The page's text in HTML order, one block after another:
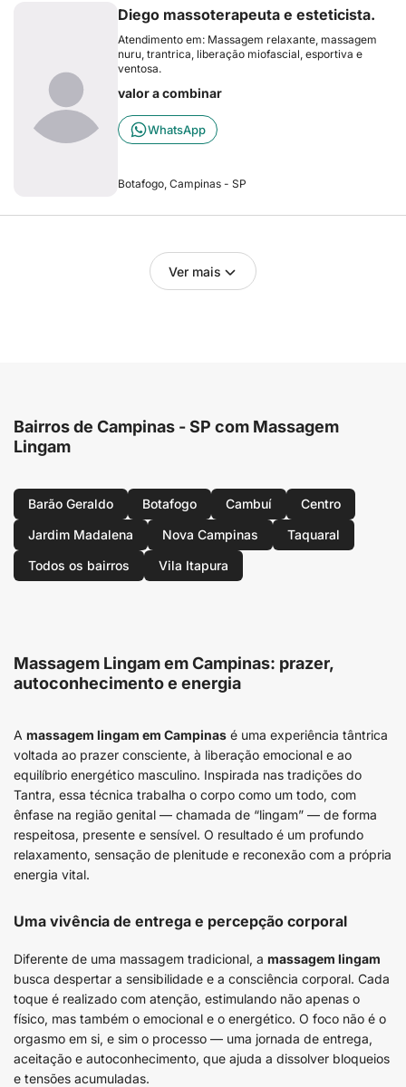
Diego massoterapeuta e esteticista.
Atendimento em: Massagem relaxante, massagem
nuru, trantrica, liberação miofascial, esportiva e
ventosa.
valor a combinar
WhatsApp
Botafogo, Campinas - SP
Ver mais
Bairros de Campinas - SP com Massagem
Lingam
Barão Geraldo Botafogo Cambuí
Centro
Jardim Madalena
Nova Campinas
Taquaral
Todos os bairros
Vila Itapura
Massagem Lingam em Campinas: prazer,
autoconhecimento e energia
A massagem lingam em Campinas é uma experiência tântrica
voltada ao prazer consciente, à liberação emocional e ao
equilíbrio energético masculino. Inspirada nas tradições do
Tantra, essa técnica trabalha o corpo como um todo, com
ênfase na região genital — chamada de “lingam” — de forma
respeitosa, presente e sensível. O resultado é um profundo
relaxamento, sensação de plenitude e reconexão com a própria
energia vital.
Uma vivência de entrega e percepção corporal
Diferente de uma massagem tradicional, a massagem lingam
busca despertar a sensibilidade e a consciência corporal. Cada
toque é realizado com atenção, estimulando não apenas o
físico, mas também o emocional e o energético. O foco não é o
orgasmo em si, e sim o processo — uma jornada de entrega,
aceitação e autoconhecimento, que ajuda a dissolver bloqueios
e tensões acumuladas.